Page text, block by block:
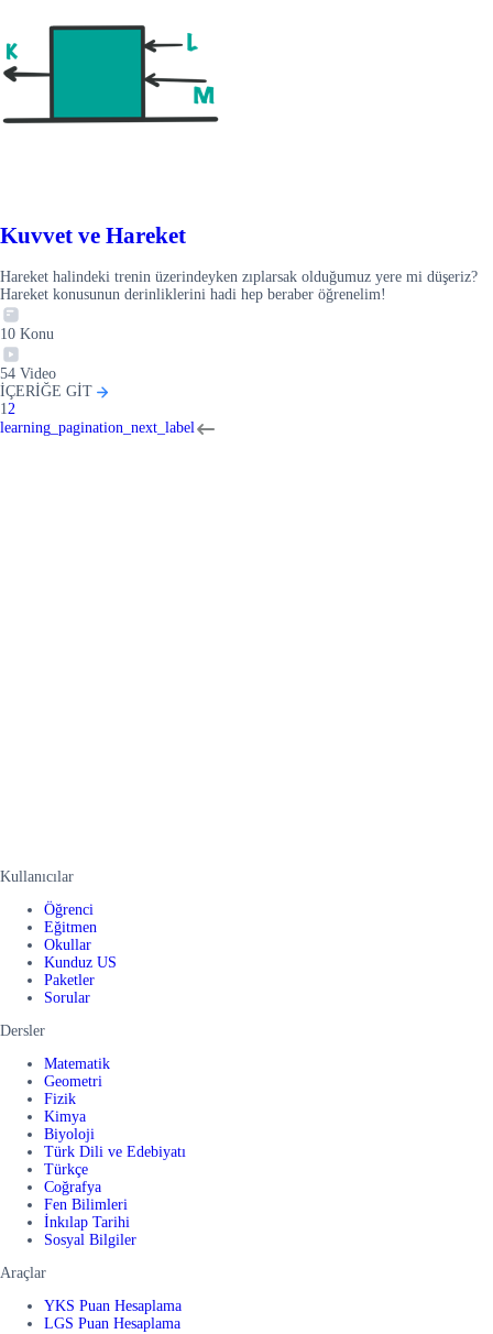
Kuvvet ve Hareket
Hareket halindeki trenin üzerindeyken zıplarsak olduğumuz yere mi düşeriz?
Hareket konusunun derinliklerini hadi hep beraber öğrenelim!
10 Konu
54 Video
İÇERİĞE GİT
12
learning_pagination_next_label
Kullanıcılar
Öğrenci
Eğitmen
Okullar
Kunduz US
Paketler
Sorular
Dersler
Matematik
Geometri
Fizik
Kimya
Biyoloji
Türk Dili ve Edebiyatı
Türkçe
Coğrafya
Fen Bilimleri
İnkılap Tarihi
Sosyal Bilgiler
Araçlar
YKS Puan Hesaplama
LGS Puan Hesaplama